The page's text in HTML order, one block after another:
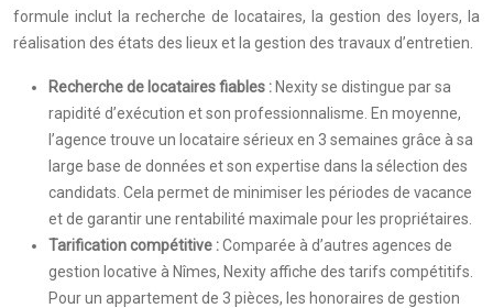
formule inclut la recherche de locataires, la gestion des loyers, la
réalisation des états des lieux et la gestion des travaux d’entretien.
Recherche de locataires fiables : Nexity se distingue par sa
rapidité d’exécution et son professionnalisme. En moyenne,
l’agence trouve un locataire sérieux en 3 semaines grâce à sa
large base de données et son expertise dans la sélection des
candidats. Cela permet de minimiser les périodes de vacance
et de garantir une rentabilité maximale pour les propriétaires.
Tarification compétitive :Comparée à d’autres agences de
gestion locative à Nîmes, Nexity affiche des tarifs compétitifs.
Pour un appartement de 3 pièces, les honoraires de gestion